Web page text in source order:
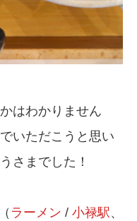
はわかりません
いただこうと思い
さまでした！
（ ラーメン / 小禄駅、